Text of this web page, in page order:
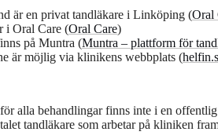
är en privat tandläkare i Linköping (Oral
i Oral Care (Oral Care)
på Muntra (Muntra – plattform för
är möjlig via klinikens webbplats (
alla behandlingar finns inte i en
tandläkare som arbetar på kliniken